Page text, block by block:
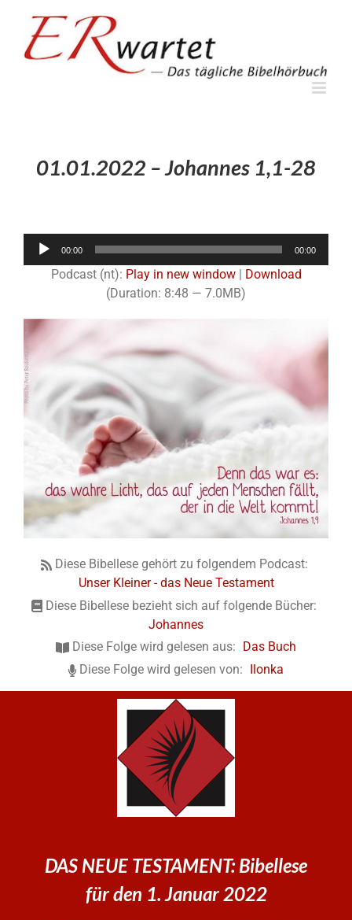
springen
01.01.2022 – Johannes 1,1-28
00:00 00:00
Podcast (nt): Play in new window| Download
(Duration: 8:48 — 7.0MB)
Diese Bibellese gehört zu folgendem Podcast:
Unser Kleiner - das Neue Testament
Diese Bibellese bezieht sich auf folgende Bücher:
Johannes
Diese Folge wird gelesen aus:
Das Buch
Diese Folge wird gelesen von:
Ilonka
DAS NEUE TESTAMENT: Bibellese
für den 1. Januar 2022